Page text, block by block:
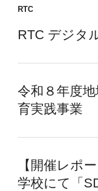
RTC
RTC デジタ
令和８年度
育実践事業
【開催レポ
学校にて「